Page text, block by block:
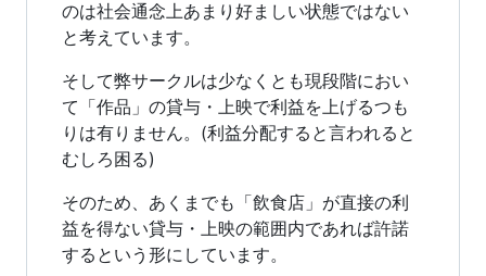
のは社会通念上あまり好ましい状態ではない
と考えています。
そして弊サークルは少なくとも現段階におい
て「作品」の貸与・上映で利益を上げるつも
りは有りません。(利益分配すると言われると
むしろ困る)
そのため、あくまでも「飲食店」が直接の利
益を得ない貸与・上映の範囲内であれば許諾
するという形にしています。